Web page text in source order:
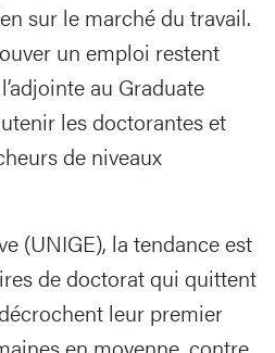
sur le marché du travail.
un emploi restent
au Graduate
les doctorantes et
de niveaux
(UNIGE), la tendance est
de doctorat qui quittent
leur premier